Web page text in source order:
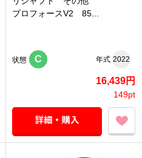
プロフォースV2 85...
状態 C 年式 2022
16,439円
149pt